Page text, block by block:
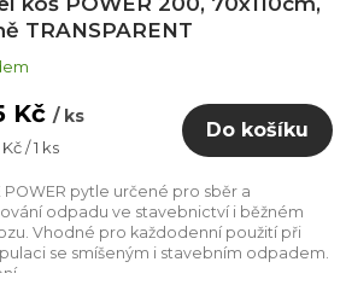
TRANSPARENT
Kč / ks
/ 1 ks
Do košíku
POWER pytle určené pro sběr a
odpadu ve stavebnictví i běžném
Vhodné pro každodenní použití při
se smíšeným i stavebním odpadem.